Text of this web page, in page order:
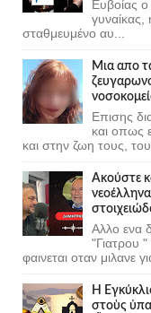
Ευβοίας ο
γυναίκας,
σταθμευμένο αυ...
Μια απο
Επισης
και οπως
και στην ζωη τους,
Ακούστε
Αλλο ενα
"Γιατρου
φαινεται οταν μιλανε
Ἡ
στοὺς